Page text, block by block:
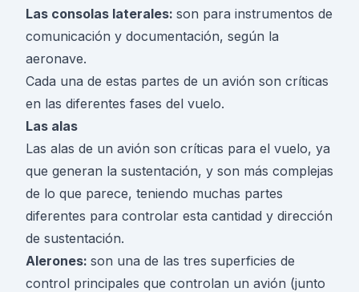
Las consolas laterales: son para instrumentos de
comunicación y documentación, según la
aeronave.
Cada una de estas partes de un avión son críticas
en las diferentes fases del vuelo.
Las alas
Las alas de un avión son críticas para el vuelo, ya
que generan la sustentación, y son más complejas
de lo que parece, teniendo muchas partes
diferentes para controlar esta cantidad y dirección
de sustentación.
Alerones: son una de las tres superficies de
control principales que controlan un avión (junto